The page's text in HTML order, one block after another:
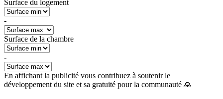
Surface du logement
-
Surface de la chambre
-
En affichant la publicité vous contribuez à soutenir le
développement du site et sa gratuité pour la communauté 🙏